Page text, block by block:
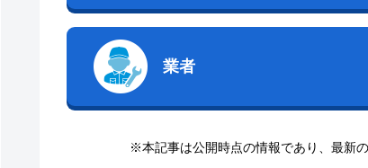
業者
※本記事は公開時点の情報であり、最新